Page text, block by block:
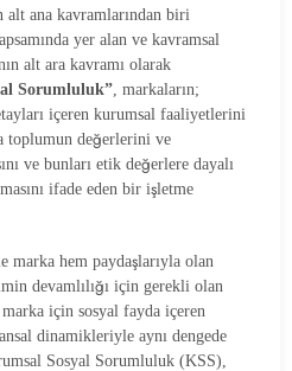
alt ana kavramlarından biri
yer alan ve kavramsal
alt ara kavramı olarak
Sorumluluk” , markaların;
içeren kurumsal faaliyetlerini
toplumun değerlerini ve
ve bunları etik değerlere dayalı
ifade eden bir işletme
hem paydaşlarıyla olan
devamlılığı için gerekli olan
için sosyal fayda içeren
dinamikleriyle aynı dengede
Sosyal Sorumluluk (KSS),